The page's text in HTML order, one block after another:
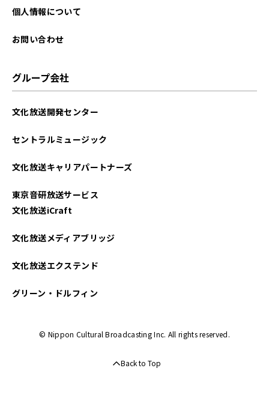
個人情報について
お問い合わせ
グループ会社
文化放送開発センター
セントラルミュージック
文化放送キャリアパートナーズ
東京音研放送サービス
文化放送iCraft
文化放送メディアブリッジ
文化放送エクステンド
グリーン・ドルフィン
© Nippon Cultural Broadcasting Inc. All rights reserved.
Back to Top